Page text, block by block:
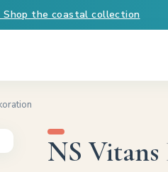
Shop the coastal collection
NS Vitans